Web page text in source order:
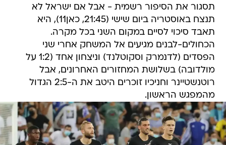
תסגור את הסיפור רשמית - אבל אם ישראל לא
תנצח באוסטריה ביום שישי (21:45, כאן11), היא
תאבד סיכוי לסיים במקום השני בכל מקרה.
הכחולים-לבנים מגיעים אל המשחק אחרי שני
הפסדים (לדנמרק וסקוטלנד) וניצחון אחד (1:2 על
מולדובה) בשלושת המחזורים האחרונים, אבל
רוטנשטיינר וחניכיו זוכרים היטב את ה-2:5 הגדול
מהמפגש הראשון.